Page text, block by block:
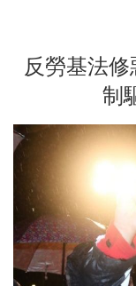
反勞基法
制